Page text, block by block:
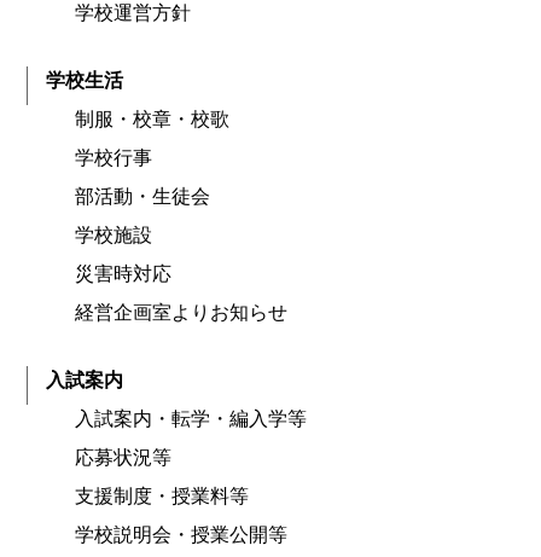
学校運営方針
学校生活
制服・校章・校歌
学校行事
部活動・生徒会
学校施設
災害時対応
経営企画室よりお知らせ
入試案内
入試案内・転学・編入学等
応募状況等
支援制度・授業料等
学校説明会・授業公開等